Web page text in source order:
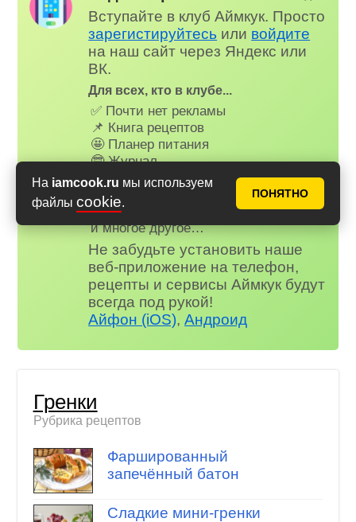
На iamcook.ru мы используем
файлы cookie.
ПОНЯТНО
Вступайте в клуб Аймкук. Просто
зарегистируйтесь или войдите
на наш сайт через Яндекс или
ВК.
Для всех, кто в клубе...
✅ Почти нет рекламы
📌 Книга рецептов
🤩 Планер питания
🤓 Журнал
😗 Страница профиля
😋 Фотоотчеты
😃 Комментарии
и многое другое…
Не забудьте установить наше
веб-приложение на телефон,
рецепты и сервисы Аймкук будут
всегда под рукой!
Айфон (iOS),Андроид
Гренки
Рубрика рецептов
Фаршированный
запечённый батон
Сладкие мини-гренки